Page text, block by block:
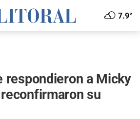
7.9°
respondieron a Micky
su